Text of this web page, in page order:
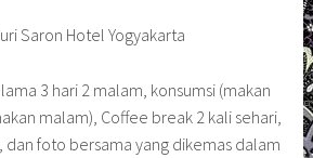
Saron Hotel Yogyakarta
3 hari 2 malam, konsumsi (makan
malam), Coffee break 2 kali sehari,
dan foto bersama yang dikemas dalam